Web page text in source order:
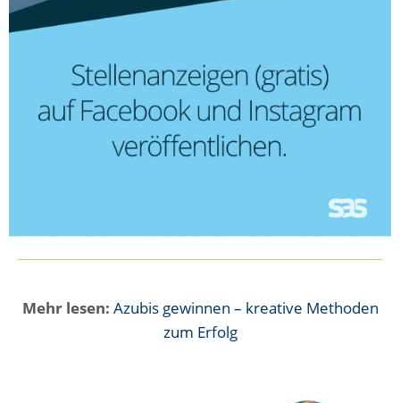
Mehr lesen: Azubis gewinnen – kreative Methoden
zum Erfolg